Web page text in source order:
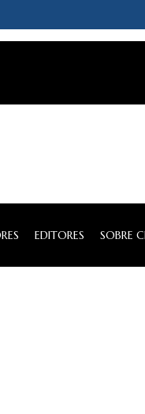
EDITORES SOBRE